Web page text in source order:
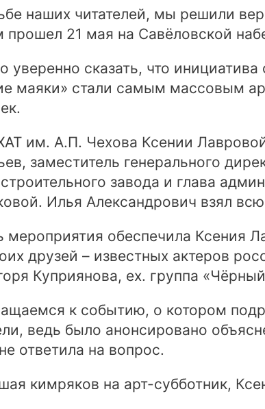
наших читателей, мы решили
21 мая на Савёловской
сказать, что
маяки» стали самым массовым
им. А.П. Чехова Ксении
заместитель генерального
завода и глава
Илья Александрович взял
мероприятия обеспечила Ксения
друзей – известных актеров
Куприянова, eх. группа
к событию, о котором
ведь было анонсировано
ответила на вопрос.
кимряков на арт-субботник,